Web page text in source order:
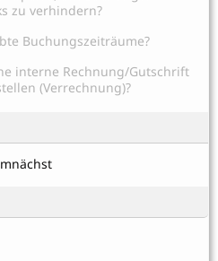
zu verhindern?
Buchungszeiträume?
interne Rechnung/Gutschrift
(Verrechnung)?